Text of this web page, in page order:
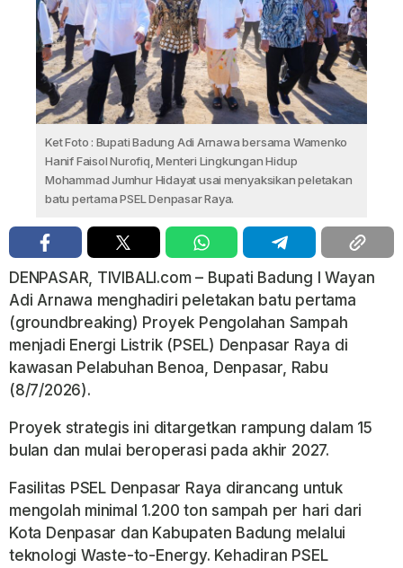
Ket Foto : Bupati Badung Adi Arnawa bersama Wamenko
Hanif Faisol Nurofiq, Menteri Lingkungan Hidup
Mohammad Jumhur Hidayat usai menyaksikan peletakan
batu pertama PSEL Denpasar Raya.
DENPASAR, TIVIBALI.com – Bupati Badung I Wayan
Adi Arnawa menghadiri peletakan batu pertama
(groundbreaking) Proyek Pengolahan Sampah
menjadi Energi Listrik (PSEL) Denpasar Raya di
kawasan Pelabuhan Benoa, Denpasar, Rabu
(8/7/2026).
Proyek strategis ini ditargetkan rampung dalam 15
bulan dan mulai beroperasi pada akhir 2027.
Fasilitas PSEL Denpasar Raya dirancang untuk
mengolah minimal 1.200 ton sampah per hari dari
Kota Denpasar dan Kabupaten Badung melalui
teknologi Waste-to-Energy. Kehadiran PSEL